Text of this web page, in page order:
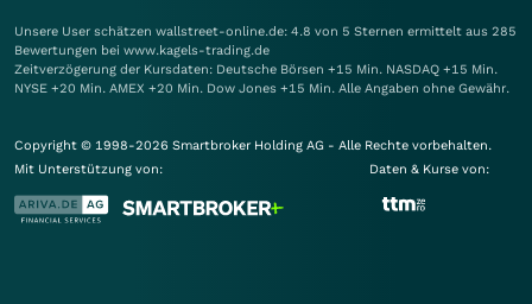
Unsere User schätzen wallstreet-online.de: 4.8 von 5 Sternen ermittelt aus 285
Bewertungen bei www.kagels-trading.de
Zeitverzögerung der Kursdaten: Deutsche Börsen +15 Min. NASDAQ +15 Min.
NYSE +20 Min. AMEX +20 Min. Dow Jones +15 Min. Alle Angaben ohne Gewähr.
Copyright © 1998-2026 Smartbroker Holding AG - Alle Rechte vorbehalten.
Mit Unterstützung von:
Daten & Kurse von: